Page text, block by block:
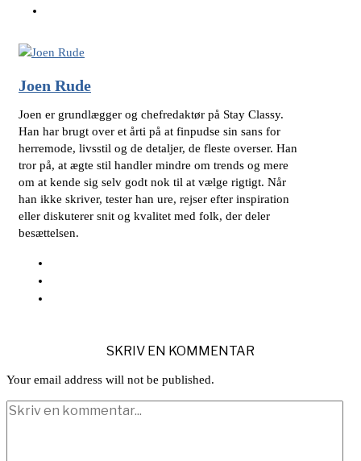
Joen Rude
Joen er grundlægger og chefredaktør på Stay Classy.
Han har brugt over et årti på at finpudse sin sans for
herremode, livsstil og de detaljer, de fleste overser. Han
tror på, at ægte stil handler mindre om trends og mere
om at kende sig selv godt nok til at vælge rigtigt. Når
han ikke skriver, tester han ure, rejser efter inspiration
eller diskuterer snit og kvalitet med folk, der deler
besættelsen.
SKRIV EN KOMMENTAR
Your email address will not be published.